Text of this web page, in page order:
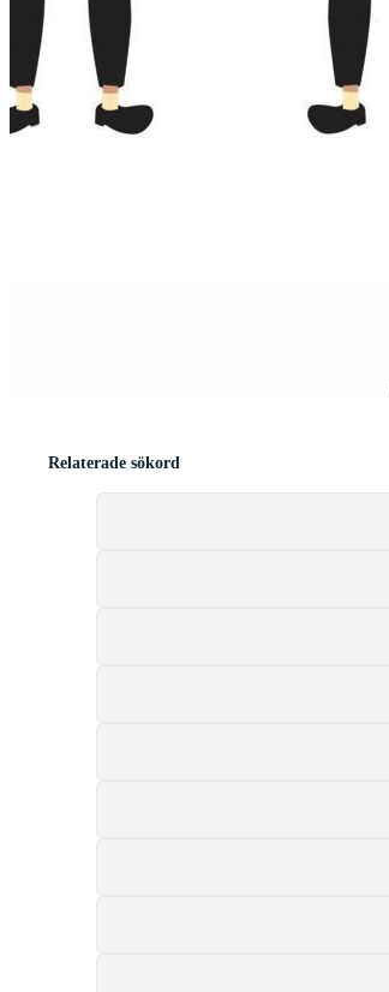
Relaterade sökord